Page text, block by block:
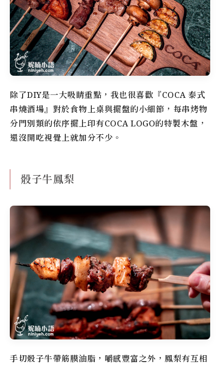
除了DIY是一大吸睛重點，我也很喜歡『COCA 泰式
串燒酒場』對於食物上桌與擺盤的小細節，每串烤物
分門別類的依序擺上印有COCA LOGO的特製木盤，
還沒開吃視覺上就加分不少。
骰子牛鳳梨
手切骰子牛帶筋膜油脂，嚼感豐富之外，鳳梨有互相